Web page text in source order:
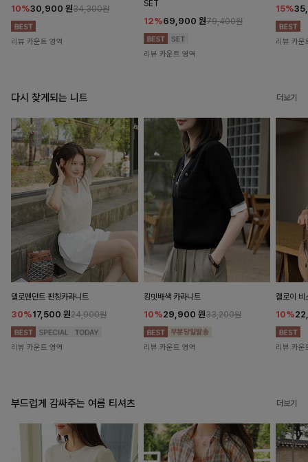
10%30,900 원34,300원
리뷰 카운트 영역
SET
12%69,900 원79,400원
리뷰 카운트 영역
15%
리뷰 카운
다시 찾게되는 니트 더보기
델로펜던트 펀칭카라니트
30%17,500 원24,900원
리뷰 카운트 영역
킹밋배색 카라니트
10%29,900 원33,200원
리뷰 카운트 영역
캘로이 비
10%
리뷰 카운
부드럽게 감싸주는 여름 티셔츠 더보기